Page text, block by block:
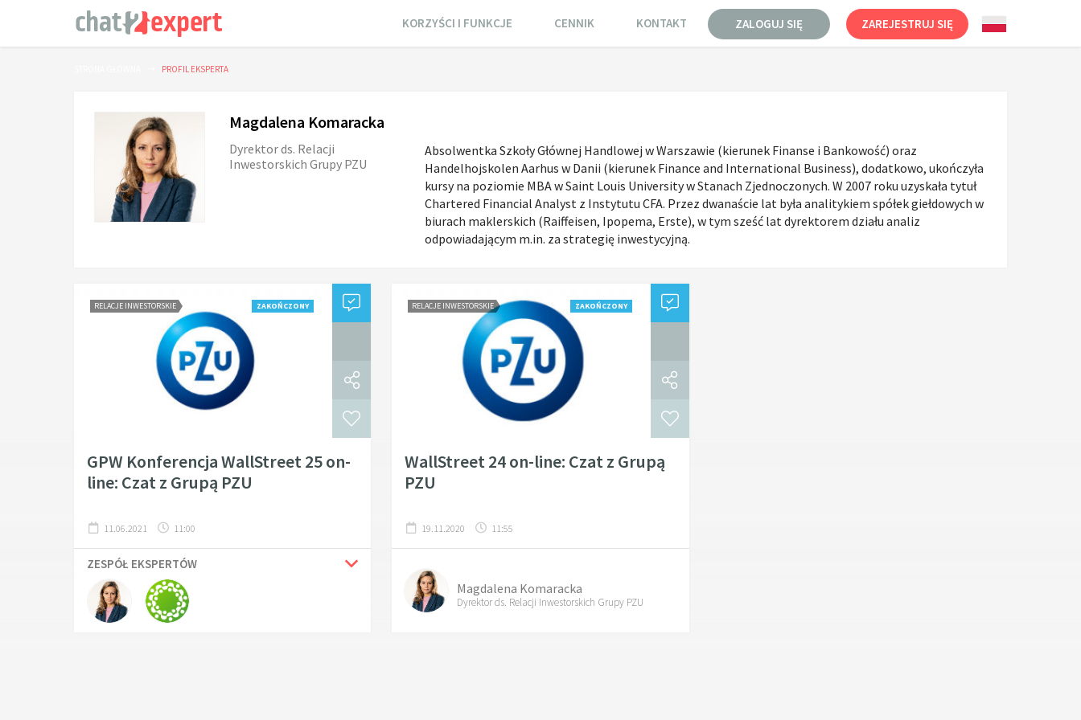
KORZYŚCI I FUNKCJE CENNIK KONTAKT ZALOGUJ SIĘ ZAREJESTRUJ SIĘ
PROFIL EKSPERTA
Magdalena Komaracka
Dyrektor ds. Relacji
Inwestorskich Grupy PZU
Absolwentka Szkoły Głównej Handlowej w Warszawie (kierunek Finanse i Bankowość) oraz
Handelhojskolen Aarhus w Danii (kierunek Finance and International Business), dodatkowo, ukończyła
kursy na poziomie MBA w Saint Louis University w Stanach Zjednoczonych. W 2007 roku uzyskała tytuł
Chartered Financial Analyst z Instytutu CFA. Przez dwanaście lat była analitykiem spółek giełdowych w
biurach maklerskich (Raiffeisen, Ipopema, Erste), w tym sześć lat dyrektorem działu analiz
odpowiadającym m.in. za strategię inwestycyjną.
RELACJE INWESTORSKIE ZAKOŃCZONY
GPW Konferencja WallStreet 25 on-
line: Czat z Grupą PZU
11.06.2021 11:00
ZESPÓŁ EKSPERTÓW
RELACJE INWESTORSKIE ZAKOŃCZONY
WallStreet 24 on-line: Czat z Grupą
PZU
19.11.2020 11:55
Magdalena Komaracka
Dyrektor ds. Relacji Inwestorskich Grupy PZU